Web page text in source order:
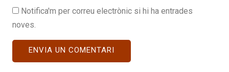
Notifica'm per correu electrònic si hi ha entrades
noves.